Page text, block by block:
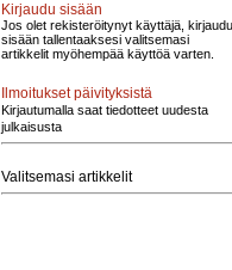
Kirjaudu sisään
Jos olet rekisteröitynyt käyttäjä, kirjaudu
sisään tallentaaksesi valitsemasi
artikkelit myöhempää käyttöä varten.
Ilmoitukset päivityksistä
Kirjautumalla saat tiedotteet uudesta
julkaisusta
Valitsemasi artikkelit